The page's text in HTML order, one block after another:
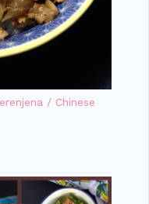
/ Chinese